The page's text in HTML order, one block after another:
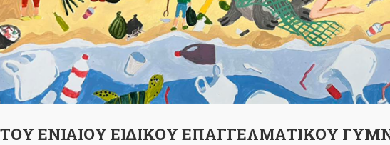
ΕΝΙΑΙΟΥ ΕΙΔΙΚΟΥ ΕΠΑΓΓΕΛΜΑΤΙΚΟΥ